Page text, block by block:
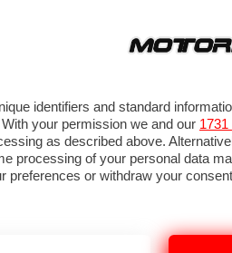
RENDERING PNEUMATICI
identifiers and standard
your permission we and our 1731
as described above.
processing of your personal data
preferences or withdraw your